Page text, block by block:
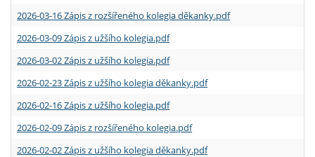
2026-03-16 Zápis z rozšířeného kolegia děkanky.pdf
2026-03-09 Zápis z užšího kolegia.pdf
2026-03-02 Zápis z užšího kolegia.pdf
2026-02-23 Zápis z užšího kolegia děkanky.pdf
2026-02-16 Zápis z užšího kolegia.pdf
2026-02-09 Zápis z rozšířeného kolegia.pdf
2026-02-02 Zápis z užšího kolegia děkanky.pdf